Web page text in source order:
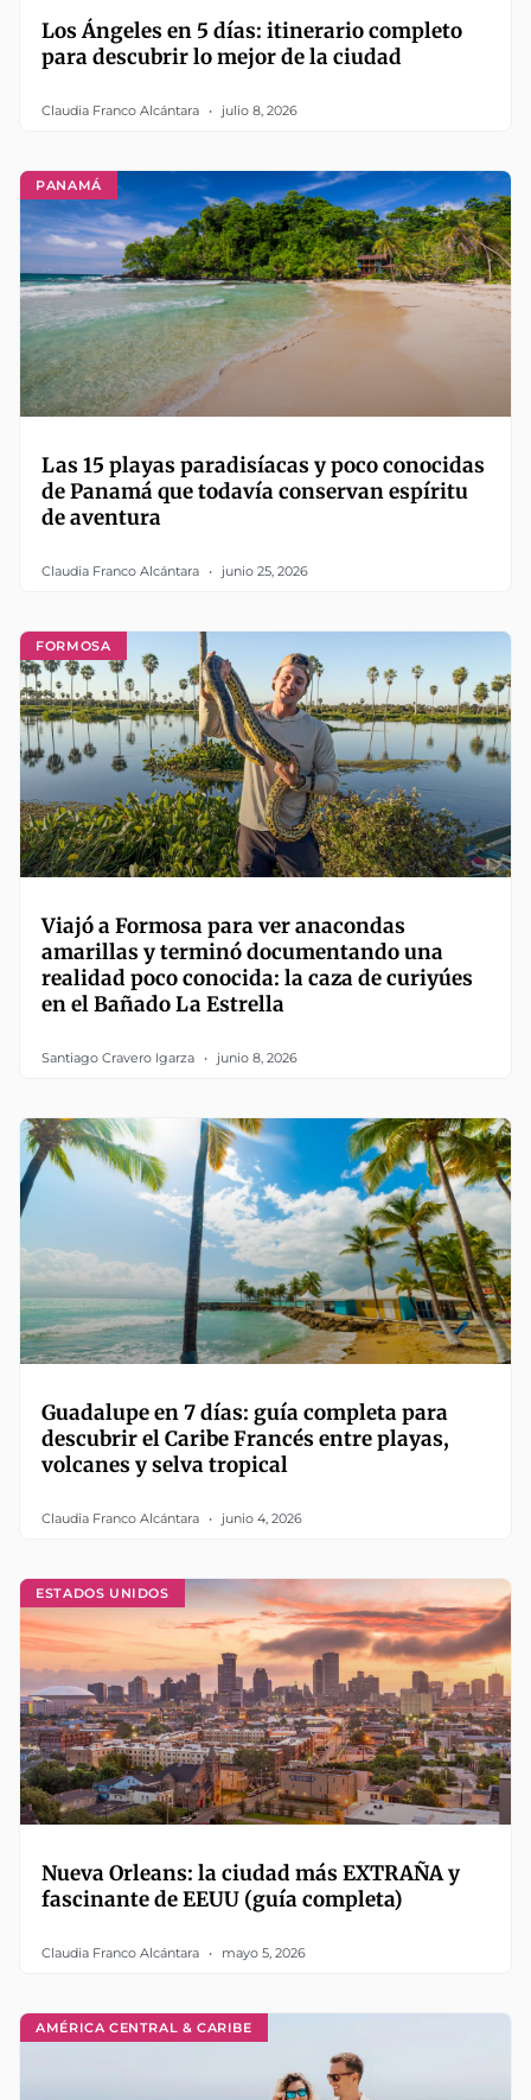
Los Ángeles en 5 días: itinerario completo
para descubrir lo mejor de la ciudad
Claudia Franco Alcántara julio 8, 2026
PANAMÁ
Las 15 playas paradisíacas y poco conocidas
de Panamá que todavía conservan espíritu
de aventura
Claudia Franco Alcántara junio 25, 2026
FORMOSA
Viajó a Formosa para ver anacondas
amarillas y terminó documentando una
realidad poco conocida: la caza de curiyúes
en el Bañado La Estrella
Santiago Cravero Igarza junio 8, 2026
Guadalupe en 7 días: guía completa para
descubrir el Caribe Francés entre playas,
volcanes y selva tropical
Claudia Franco Alcántara junio 4, 2026
ESTADOS UNIDOS
Nueva Orleans: la ciudad más EXTRAÑA y
fascinante de EEUU (guía completa)
Claudia Franco Alcántara mayo 5, 2026
AMÉRICA CENTRAL & CARIBE